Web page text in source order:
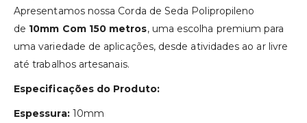
Apresentamos nossa Corda de Seda Polipropileno
de 10mm Com 150 metros, uma escolha premium para
uma variedade de aplicações, desde atividades ao ar livre
até trabalhos artesanais.
Especificações do Produto:
Espessura:10mm